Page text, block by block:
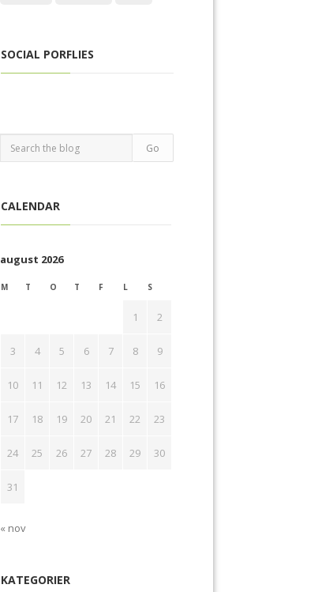
SOCIAL PORFLIES
CALENDAR
august 2026
M T O T F L S
1 2
3 4 5 6 7 8 9
10 11 12 13 14 15 16
17 18 19 20 21 22 23
24 25 26 27 28 29 30
31
« nov
KATEGORIER